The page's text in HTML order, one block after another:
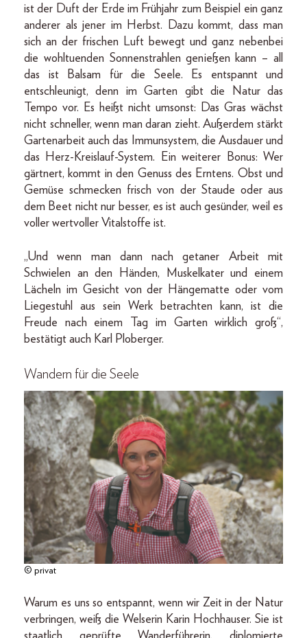
ist der Duft der Erde im Frühjahr zum Beispiel ein ganz
anderer als jener im Herbst. Dazu kommt, dass man
sich an der frischen Luft bewegt und ganz nebenbei
die wohltuenden Sonnenstrahlen genießen kann – all
das ist Balsam für die Seele. Es entspannt und
entschleunigt, denn im Garten gibt die Natur das
Tempo vor. Es heißt nicht umsonst: Das Gras wächst
nicht schneller, wenn man daran zieht. Außerdem stärkt
Gartenarbeit auch das Immunsystem, die Ausdauer und
das Herz-Kreislauf-System. Ein weiterer Bonus: Wer
gärtnert, kommt in den Genuss des Erntens. Obst und
Gemüse schmecken frisch von der Staude oder aus
dem Beet nicht nur besser, es ist auch gesünder, weil es
voller wertvoller Vitalstoffe ist.
„Und wenn man dann nach getaner Arbeit mit
Schwielen an den Händen, Muskelkater und einem
Lächeln im Gesicht von der Hängematte oder vom
Liegestuhl aus sein Werk betrachten kann, ist die
Freude nach einem Tag im Garten wirklich groß“,
bestätigt auch Karl Ploberger.
Wandern für die Seele
© privat
Warum es uns so entspannt, wenn wir Zeit in der Natur
verbringen, weiß die Welserin Karin Hochhauser. Sie ist